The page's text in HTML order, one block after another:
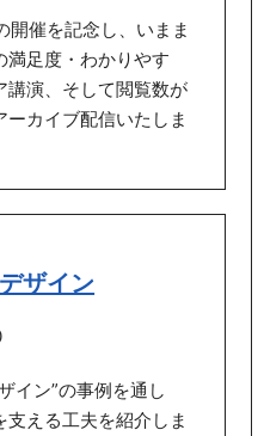
開催を記念し、いまま
満足度・わかりやす
講演、そして閲覧数が
ーカイブ配信いたしま
ザイン
イン”の事例を通し
える工夫を紹介しま